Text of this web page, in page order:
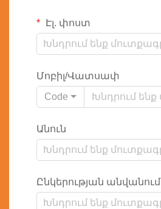
Էլ. փոստ
Մոբիլ/Վատսափ
Code
Անուն
Ընկերության անվանում